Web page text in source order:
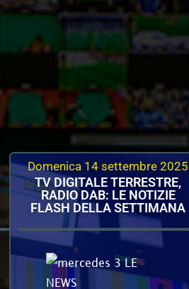
Domenica 14 settembre 2025
TV DIGITALE TERRESTRE,
RADIO DAB: LE NOTIZIE
FLASH DELLA SETTIMANA